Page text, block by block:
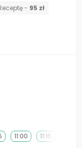
- 95 zł
11:00 11:15